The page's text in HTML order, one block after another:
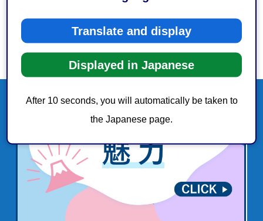
Translate and display
Displayed in Japanese
After 10 seconds, you will automatically be taken to
the Japanese page.